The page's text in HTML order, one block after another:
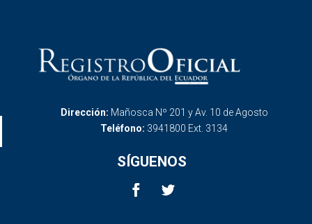
Dirección: Mañosca Nº 201 y Av. 10 de Agosto
Teléfono: 3941800 Ext. 3134
SÍGUENOS